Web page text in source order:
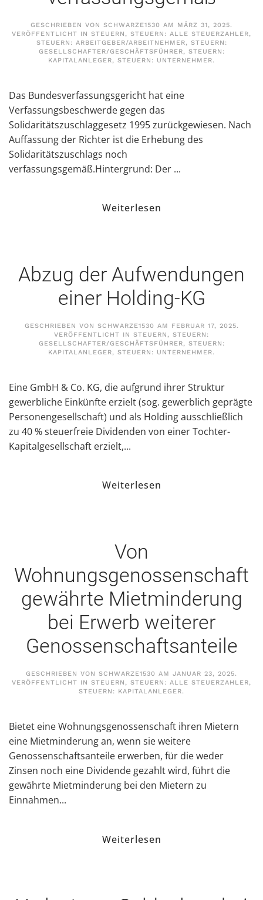
GESCHRIEBEN VON SCHWARZE1530 AM MÄRZ 31, 2025.
VERÖFFENTLICHT IN STEUERN, STEUERN: ALLE STEUERZAHLER,
STEUERN: ARBEITGEBER/ARBEITNEHMER, STEUERN:
GESELLSCHAFTER/GESCHÄFTSFÜHRER, STEUERN:
KAPITALANLEGER, STEUERN: UNTERNEHMER.
Das Bundesverfassungsgericht hat eine
Verfassungsbeschwerde gegen das
Solidaritätszuschlaggesetz 1995 zurückgewiesen. Nach
Auffassung der Richter ist die Erhebung des
Solidaritätszuschlags noch
verfassungsgemäß.Hintergrund: Der ...
Weiterlesen
Abzug der Aufwendungen
einer Holding-KG
GESCHRIEBEN VON SCHWARZE1530 AM FEBRUAR 17, 2025.
VERÖFFENTLICHT IN STEUERN, STEUERN:
GESELLSCHAFTER/GESCHÄFTSFÜHRER, STEUERN:
KAPITALANLEGER, STEUERN: UNTERNEHMER.
Eine GmbH & Co. KG, die aufgrund ihrer Struktur
gewerbliche Einkünfte erzielt (sog. gewerblich geprägte
Personengesellschaft) und als Holding ausschließlich
zu 40 % steuerfreie Dividenden von einer Tochter-
Kapitalgesellschaft erzielt,...
Weiterlesen
Von
Wohnungsgenossenschaft
gewährte Mietminderung
bei Erwerb weiterer
Genossenschaftsanteile
GESCHRIEBEN VON SCHWARZE1530 AM JANUAR 23, 2025.
VERÖFFENTLICHT IN STEUERN, STEUERN: ALLE STEUERZAHLER,
STEUERN: KAPITALANLEGER.
Bietet eine Wohnungsgenossenschaft ihren Mietern
eine Mietminderung an, wenn sie weitere
Genossenschaftsanteile erwerben, für die weder
Zinsen noch eine Dividende gezahlt wird, führt die
gewährte Mietminderung bei den Mietern zu
Einnahmen...
Weiterlesen